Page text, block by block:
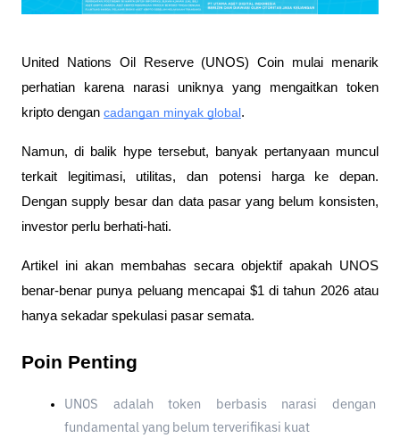
United Nations Oil Reserve (UNOS) Coin mulai menarik
perhatian karena narasi uniknya yang mengaitkan token
kripto dengan cadangan minyak global.
Namun, di balik hype tersebut, banyak pertanyaan muncul
terkait legitimasi, utilitas, dan potensi harga ke depan.
Dengan supply besar dan data pasar yang belum konsisten,
investor perlu berhati-hati.
Artikel ini akan membahas secara objektif apakah UNOS
benar-benar punya peluang mencapai $1 di tahun 2026 atau
hanya sekadar spekulasi pasar semata.
Poin Penting
UNOS adalah token berbasis narasi dengan
fundamental yang belum terverifikasi kuat